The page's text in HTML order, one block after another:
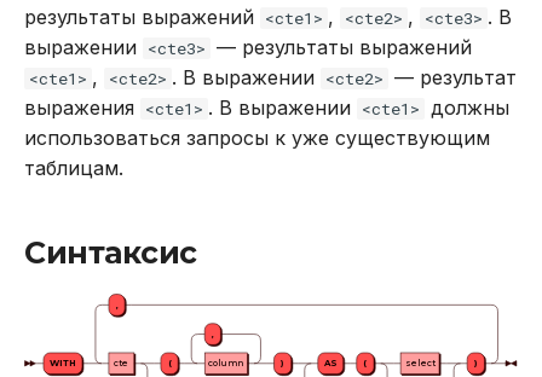
Устранение неполадок
EXPLAIN
TRUNCATE TABLE
результаты выражений <cte1> , <cte2> , <cte3> . В
выражении <cte3> — результаты выражений
<cte1> , <cte2> . В выражении <cte2> — результат
выражения <cte1> . В выражении <cte1> должны
использоваться запросы к уже существующим
таблицам.
Синтаксис
WITH cte ( column
,
) AS ( select )
,